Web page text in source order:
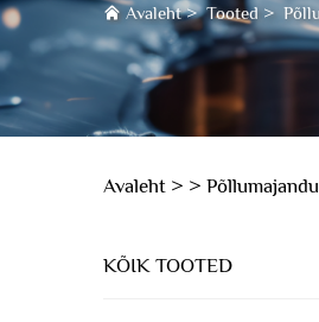
Avaleht>Tooted>
Avaleht > >
KÕIK TOOTED